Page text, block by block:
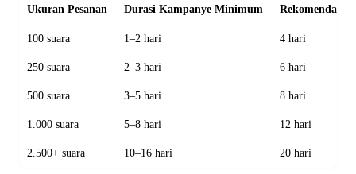
Ukuran Pesanan Durasi Kampanye Minimum Rekomendasi
100 suara 1–2 hari 4 hari
250 suara 2–3 hari 6 hari
500 suara 3–5 hari 8 hari
1.000 suara 5–8 hari 12 hari
2.500+ suara 10–16 hari 20 hari